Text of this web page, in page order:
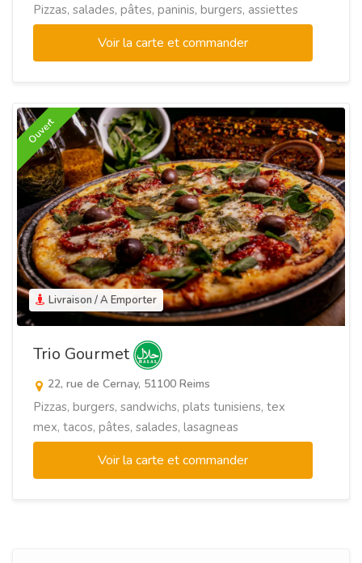
Pizzas, salades, pâtes, paninis, burgers, assiettes
Voir la carte et commander
Livraison / A Emporter
Ouvert
Trio Gourmet
22, rue de Cernay, 51100 Reims
Pizzas, burgers, sandwichs, plats tunisiens, tex
mex, tacos, pâtes, salades, lasagneas
Voir la carte et commander